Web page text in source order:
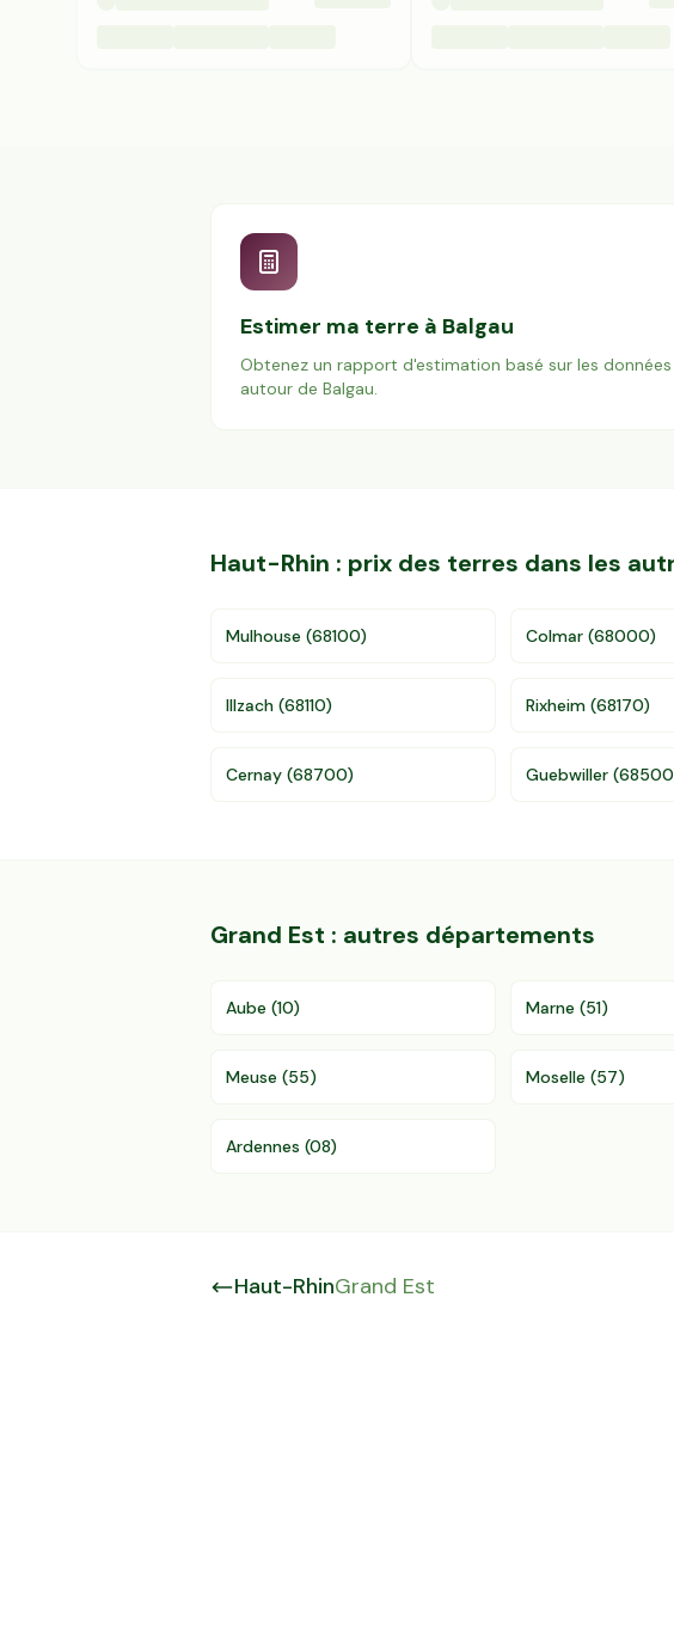
Estimer ma terre à Balgau
Obtenez un rapport d'estimation basé sur les données
autour de Balgau.
Haut-Rhin : prix des terres dans les
Mulhouse (68100) Colmar (68000)
Illzach (68110) Rixheim (68170)
Cernay (68700) Guebwiller (68500
Grand Est : autres départements
Aube (10) Marne (51)
Meuse (55) Moselle (57)
Ardennes (08)
Haut-RhinGrand Est